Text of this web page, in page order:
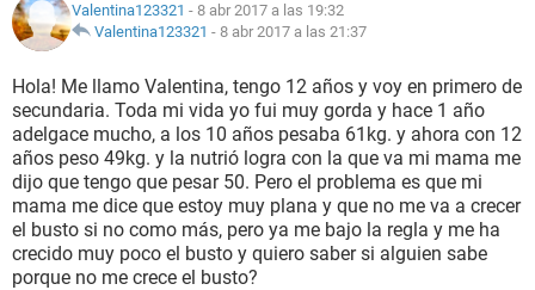
NUTRICIÓN
BIENESTAR
SEXUALIDAD
GLOSARIO
Valentina123321 - 8 abr 2017 a las 19:32
Valentina123321 - 8 abr 2017 a las 21:37
Hola! Me llamo Valentina, tengo 12 años y voy en primero de
secundaria. Toda mi vida yo fui muy gorda y hace 1 año
adelgace mucho, a los 10 años pesaba 61kg. y ahora con 12
años peso 49kg. y la nutrió logra con la que va mi mama me
dijo que tengo que pesar 50. Pero el problema es que mi
mama me dice que estoy muy plana y que no me va a crecer
el busto si no como más, pero ya me bajo la regla y me ha
crecido muy poco el busto y quiero saber si alguien sabe
porque no me crece el busto?